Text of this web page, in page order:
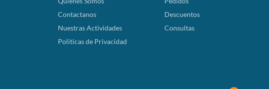
Contactanos
Nuestras Actividades
Politicas de Privacidad
Descuentos
Consultas